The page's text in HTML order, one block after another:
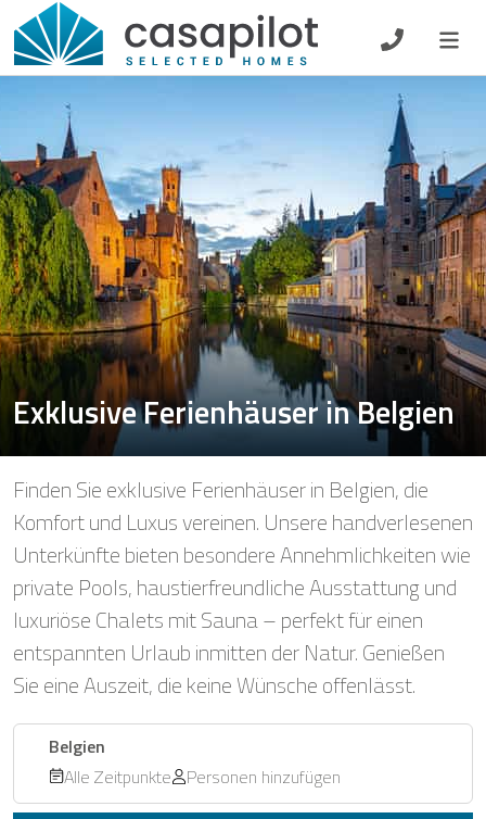
Frühstück
Gutscheine
Eigentümer Log-In
Exklusive Ferienhäuser in Belgien
Finden Sie exklusive Ferienhäuser in Belgien, die
Komfort und Luxus vereinen. Unsere handverlesenen
Unterkünfte bieten besondere Annehmlichkeiten wie
private Pools, haustierfreundliche Ausstattung und
luxuriöse Chalets mit Sauna – perfekt für einen
entspannten Urlaub inmitten der Natur. Genießen
Sie eine Auszeit, die keine Wünsche offenlässt.
Belgien
Alle Zeitpunkte
Personen hinzufügen